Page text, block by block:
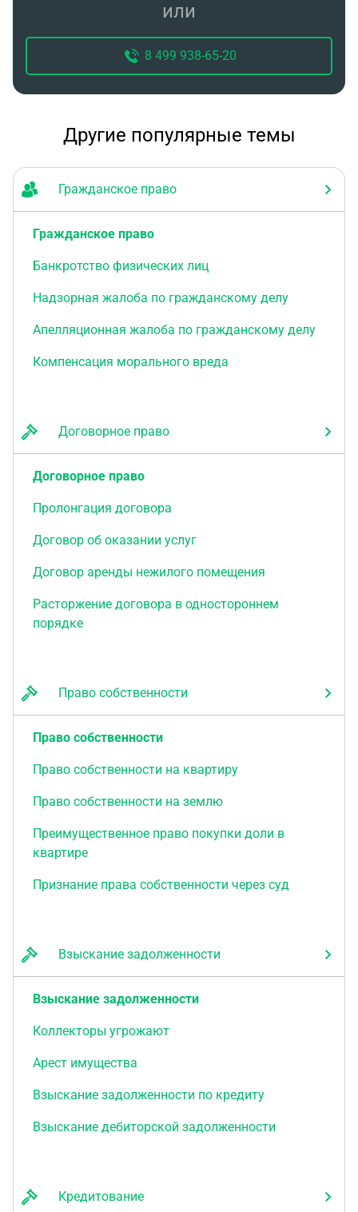
или
8 499 938-65-20
Другие популярные темы
Гражданское право
Гражданское право
Банкротство физических лиц
Надзорная жалоба по гражданскому делу
Апелляционная жалоба по гражданскому делу
Компенсация морального вреда
Договорное право
Договорное право
Пролонгация договора
Договор об оказании услуг
Договор аренды нежилого помещения
Расторжение договора в одностороннем
порядке
Право собственности
Право собственности
Право собственности на квартиру
Право собственности на землю
Преимущественное право покупки доли в
квартире
Признание права собственности через суд
Взыскание задолженности
Взыскание задолженности
Коллекторы угрожают
Арест имущества
Взыскание задолженности по кредиту
Взыскание дебиторской задолженности
Кредитование